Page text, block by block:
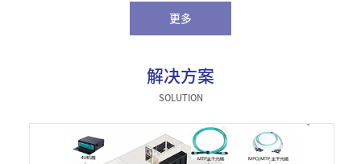
更多
解决方案
SOLUTION